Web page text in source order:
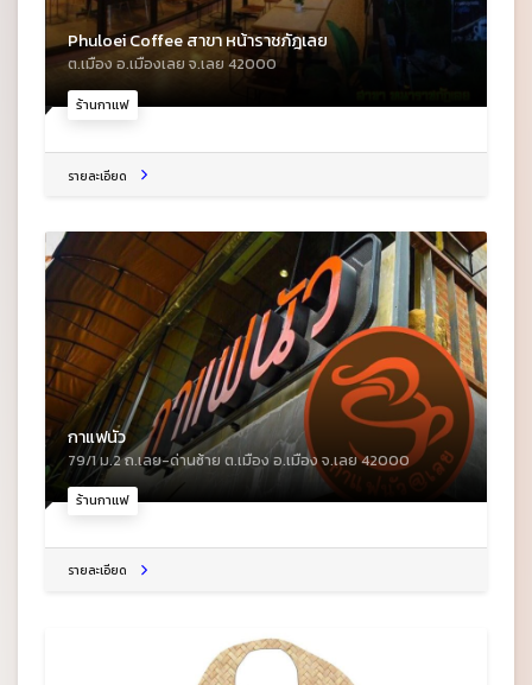
ร้านกาแฟ
Phuloei Coffee สาขา หน้าราชภัฎเลย
ต.เมือง อ.เมืองเลย จ.เลย 42000
รายละเอียด
ร้านกาแฟ
กาแฟนัว
79/1 ม.2 ถ.เลย-ด่านซ้าย ต.เมือง อ.เมือง จ.เลย 42000
รายละเอียด